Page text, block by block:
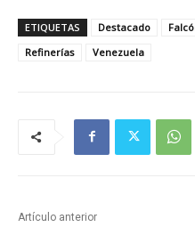
ETIQUETAS Destacado
Refinerías
Venezuela
Artículo anterior